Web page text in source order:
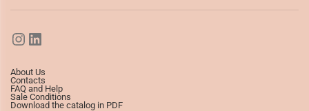
About Us
Contacts
FAQ and Help
Sale Conditions
Download the catalog in PDF